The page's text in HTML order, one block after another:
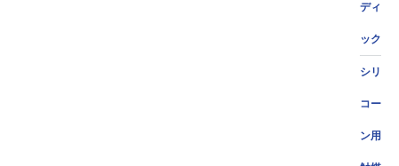
ディ
ック
シリ
コー
ン用